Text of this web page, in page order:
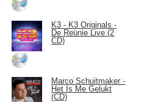
K3 - K3 Originals -
De Reünie Live (2
CD)
Marco Schuitmaker -
Het Is Me Gelukt
(CD)